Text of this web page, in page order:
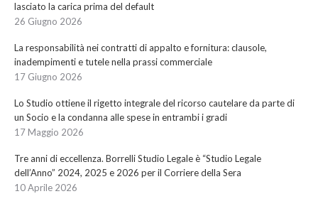
lasciato la carica prima del default
26 Giugno 2026
La responsabilità nei contratti di appalto e fornitura: clausole,
inadempimenti e tutele nella prassi commerciale
17 Giugno 2026
Lo Studio ottiene il rigetto integrale del ricorso cautelare da parte di
un Socio e la condanna alle spese in entrambi i gradi
17 Maggio 2026
Tre anni di eccellenza. Borrelli Studio Legale è “Studio Legale
dell’Anno” 2024, 2025 e 2026 per il Corriere della Sera
10 Aprile 2026